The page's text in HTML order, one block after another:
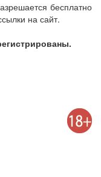
бесплатно
на сайт.